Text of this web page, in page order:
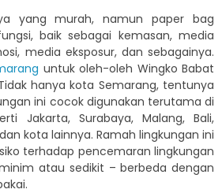
yang murah, namun paper bag
baik sebagai kemasan, media
media eksposur, dan sebagainya.
untuk oleh-oleh Wingko Babat
hanya kota Semarang, tentunya
ini cocok digunakan terutama di
Jakarta, Surabaya, Malang, Bali,
kota lainnya. Ramah lingkungan ini
terhadap pencemaran lingkungan
atau sedikit – berbeda dengan